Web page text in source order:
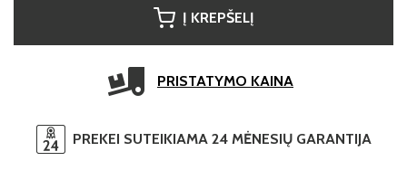
Į KREPŠELĮ
PRISTATYMO KAINA
PREKEI SUTEIKIAMA 24 MĖNESIŲ GARANTIJA